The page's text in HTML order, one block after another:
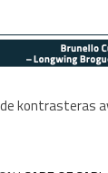
kontrasteras